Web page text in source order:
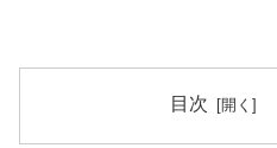
目次